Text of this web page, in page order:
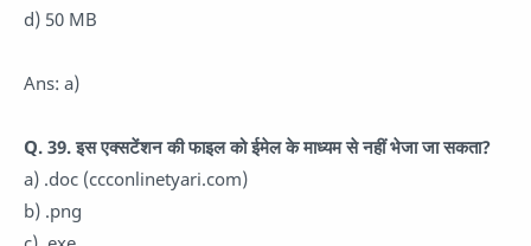
d) 50 MB
Ans: a)
Q. 39. इस एक्सटेंशन की फाइल को ईमेल के माध्यम से नहीं भेजा जा सकता?
a) .doc (ccconlinetyari.com)
b) .png